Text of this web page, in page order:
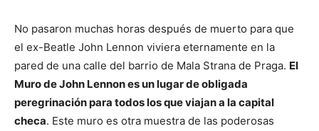
No pasaron muchas horas después de muerto para que
el ex-Beatle John Lennon viviera eternamente en la
pared de una calle del barrio de Mala Strana de Praga. El
Muro de John Lennon es un lugar de obligada
peregrinación para todos los que viajan a la capital
checa. Este muro es otra muestra de las poderosas